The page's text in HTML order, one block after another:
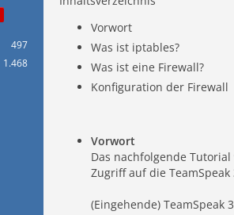
497
1.468
Vorwort
Was ist iptables?
Was ist eine Firewall?
Konfiguration der Firewall
Vorwort
Das nachfolgende
Zugriff auf die
(Eingehende) TeamSpeak